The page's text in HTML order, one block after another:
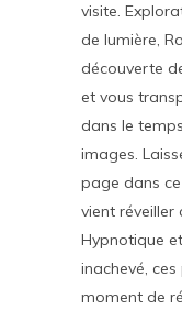
visite.
de lumière,
découverte
et vous
dans le
images.
page dans
vient réveiller
Hypnotique
inachevé,
moment de